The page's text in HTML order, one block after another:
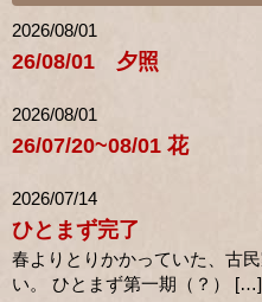
2026/08/01
26/08/01 夕照
2026/08/01
26/07/20~08/01 花
2026/07/14
ひとまず完了
春よりとりかかっていた、古
い。 ひとまず第一期（？） […]